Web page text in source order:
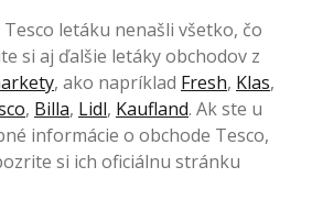
letáku nenašli všetko, čo
si aj ďalšie letáky obchodov z
, ako napríklad Fresh, Klas,
, Billa, Lidl, Kaufland. Ak ste u
informácie o obchode Tesco,
si ich oficiálnu stránku